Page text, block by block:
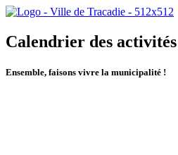
Calendrier des activités
Ensemble, faisons vivre la municipalité !